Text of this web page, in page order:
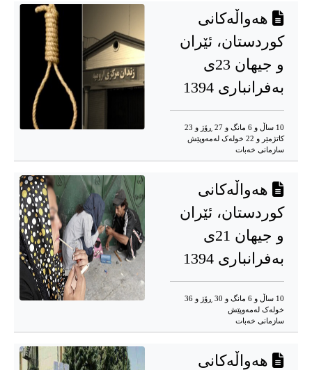
هەواڵەکانی
کوردستان، ئێران
و جیهان 23ی
بەفرانباری 1394
10 ساڵ و 6 مانگ و 27 ڕۆژ و 23
کاتژمێر و 22 خوله‌ک له‌مه‌وپێش‌
سازمانی خەبات
هەواڵەکانی
کوردستان، ئێران
و جیهان 21ی
بەفرانباری 1394
10 ساڵ و 6 مانگ و 30 ڕۆژ و 36
خوله‌ک له‌مه‌وپێش‌
سازمانی خەبات
هەواڵەکانی